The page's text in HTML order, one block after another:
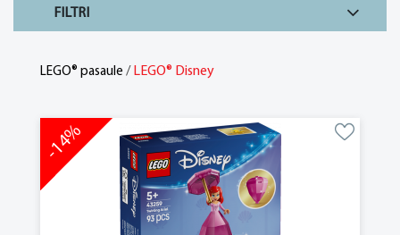
FILTRI
LEGO® pasaule / LEGO® Disney
-14%